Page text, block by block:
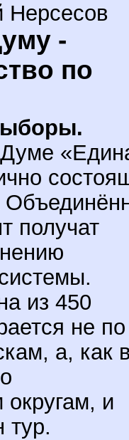
-
по
получат
из 450
не по
а, как
и
тур.